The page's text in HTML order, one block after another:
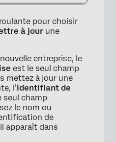
pour choisir
à jour une
entreprise, le
est le seul champ
mettez à jour une
l’identifiant de
seul champ
le nom ou
de
apparaît dans